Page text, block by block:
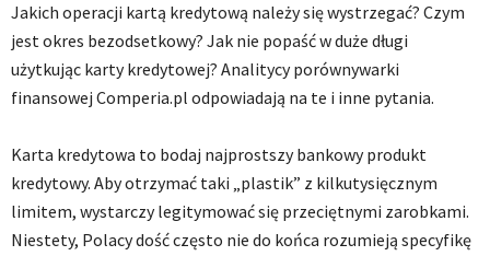
Jakich operacji kartą kredytową należy się wystrzegać? Czym
jest okres bezodsetkowy? Jak nie popaść w duże długi
użytkując karty kredytowej? Analitycy porównywarki
finansowej Comperia.pl odpowiadają na te i inne pytania.
Karta kredytowa to bodaj najprostszy bankowy produkt
kredytowy. Aby otrzymać taki „plastik” z kilkutysięcznym
limitem, wystarczy legitymować się przeciętnymi zarobkami.
Niestety, Polacy dość często nie do końca rozumieją specyfikę